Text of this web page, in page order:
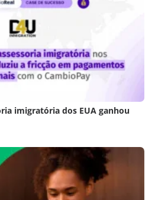
imigratória dos EUA ganhou